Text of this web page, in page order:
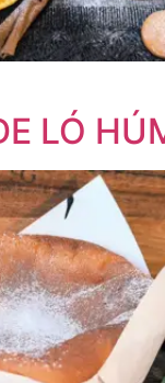
LÓ